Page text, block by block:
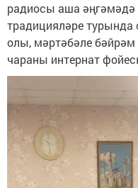
радиосы аша
традицияләре турында
олы, мәртәбәле
чараны интернат